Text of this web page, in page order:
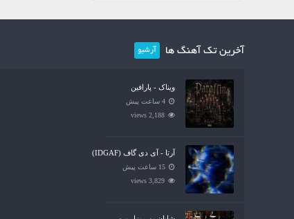
آخرین تک آهنگ ها آرشیو
ویناک - پارافین
4 ساعت پیش
2,188 views
آرتا - آی دی گاف (IDGAF)
15 ساعت پیش
3,829 views